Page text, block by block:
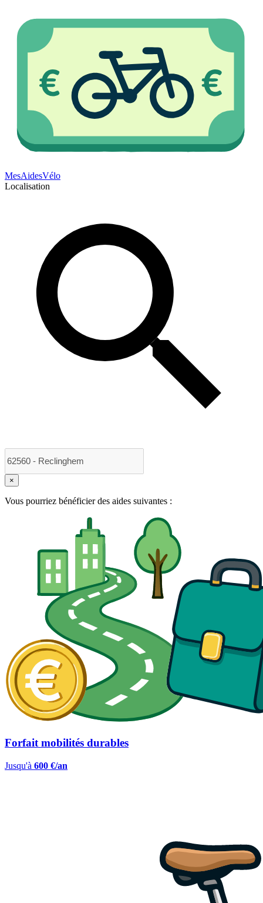
MesAidesVélo
Localisation
×
Vous pourriez bénéficier des aides suivantes :
Forfait mobilités durables
Jusqu'à 600 €/an